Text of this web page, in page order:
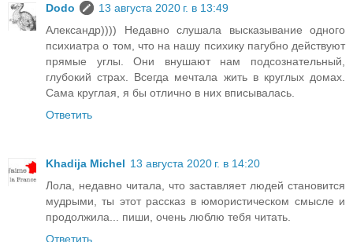
Dodo
13 августа 2020 г. в 13:49
Александр)))) Недавно слушала высказывание одного
психиатра о том, что на нашу психику пагубно действуют
прямые углы. Они внушают нам подсознательный,
глубокий страх. Всегда мечтала жить в круглых домах.
Сама круглая, я бы отлично в них вписывалась.
Ответить
Khadija Michel 13 августа 2020 г. в 14:20
Лола, недавно читала, что заставляет людей становится
мудрыми, ты этот рассказ в юмористическом смысле и
продолжила... пиши, очень люблю тебя читать.
Ответить